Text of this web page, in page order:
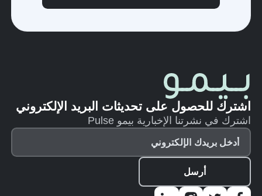
اشترك للحصول على تحديثات البريد الإلكتروني
اشترك في نشرتنا الإخبارية بيمو Pulse